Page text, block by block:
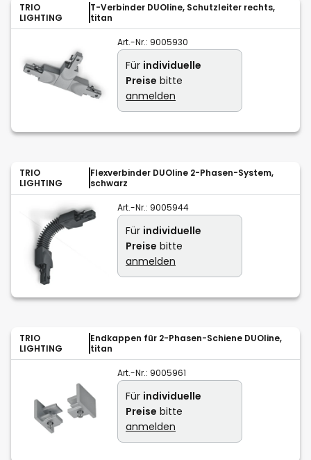
TRIO
LIGHTING
T-Verbinder DUOline, Schutzleiter rechts,
titan
Art.-Nr.: 9005930
Für individuelle
Preise bitte
anmelden
TRIO
LIGHTING
Flexverbinder DUOline 2-Phasen-System,
schwarz
Art.-Nr.: 9005944
Für individuelle
Preise bitte
anmelden
TRIO
LIGHTING
Endkappen für 2-Phasen-Schiene DUOline,
titan
Art.-Nr.: 9005961
Für individuelle
Preise bitte
anmelden